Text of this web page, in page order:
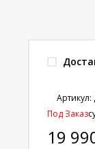
Артикул:
Под Заказ
19